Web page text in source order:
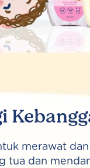
merawat
tua dan